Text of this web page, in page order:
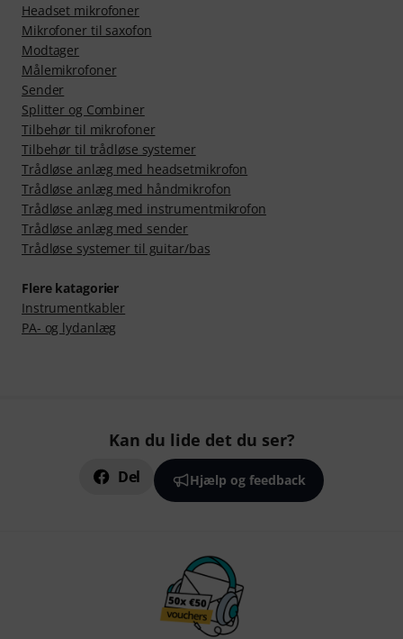
Headset mikrofoner
Mikrofoner til saxofon
Modtager
Målemikrofoner
Sender
Splitter og Combiner
Tilbehør til mikrofoner
Tilbehør til trådløse systemer
Trådløse anlæg med headsetmikrofon
Trådløse anlæg med håndmikrofon
Trådløse anlæg med instrumentmikrofon
Trådløse anlæg med sender
Trådløse systemer til guitar/bas
Flere katagorier
Instrumentkabler
PA- og lydanlæg
Kan du lide det du ser?
Del Hjælp og feedback